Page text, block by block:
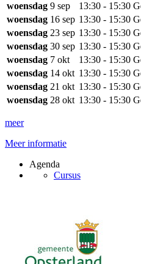
woensdag 9 sep 13:30 - 15:30
woensdag 16 sep 13:30 - 15:30
woensdag 23 sep 13:30 - 15:30
woensdag 30 sep 13:30 - 15:30
woensdag 7 okt 13:30 - 15:30
woensdag 14 okt 13:30 - 15:30
woensdag 21 okt 13:30 - 15:30
woensdag 28 okt 13:30 - 15:30
meer
Meer informatie
Agenda
Cursus